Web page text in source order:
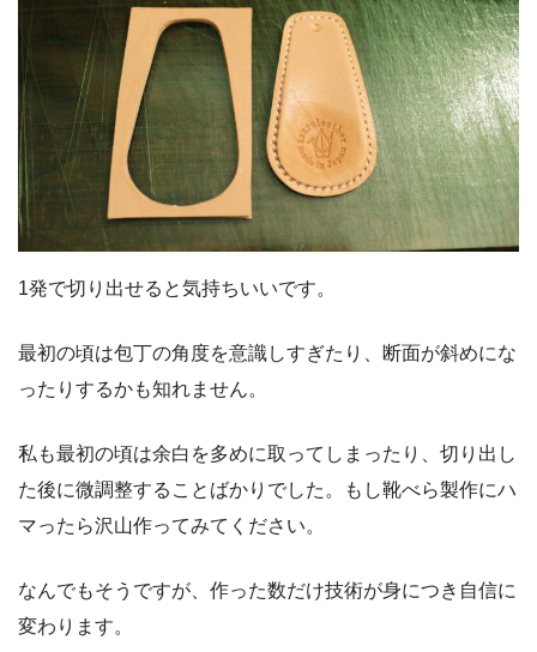
1発で切り出せると気持ちいいです。
最初の頃は包丁の角度を意識しすぎたり、断面が斜めにな
ったりするかも知れません。
私も最初の頃は余白を多めに取ってしまったり、切り出し
た後に微調整することばかりでした。もし靴べら製作にハ
マったら沢山作ってみてください。
なんでもそうですが、作った数だけ技術が身につき自信に
変わります。